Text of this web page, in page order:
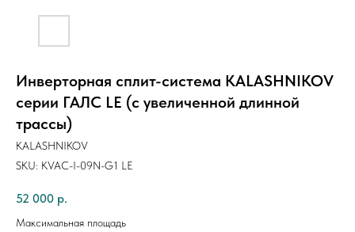
Инверторная сплит-система KALASHNIKOV
серии ГАЛС LE (с увеличенной длинной
трассы)
KALASHNIKOV
SKU: KVAC-I-09N-G1 LE
52 000 р.
Максимальная площадь